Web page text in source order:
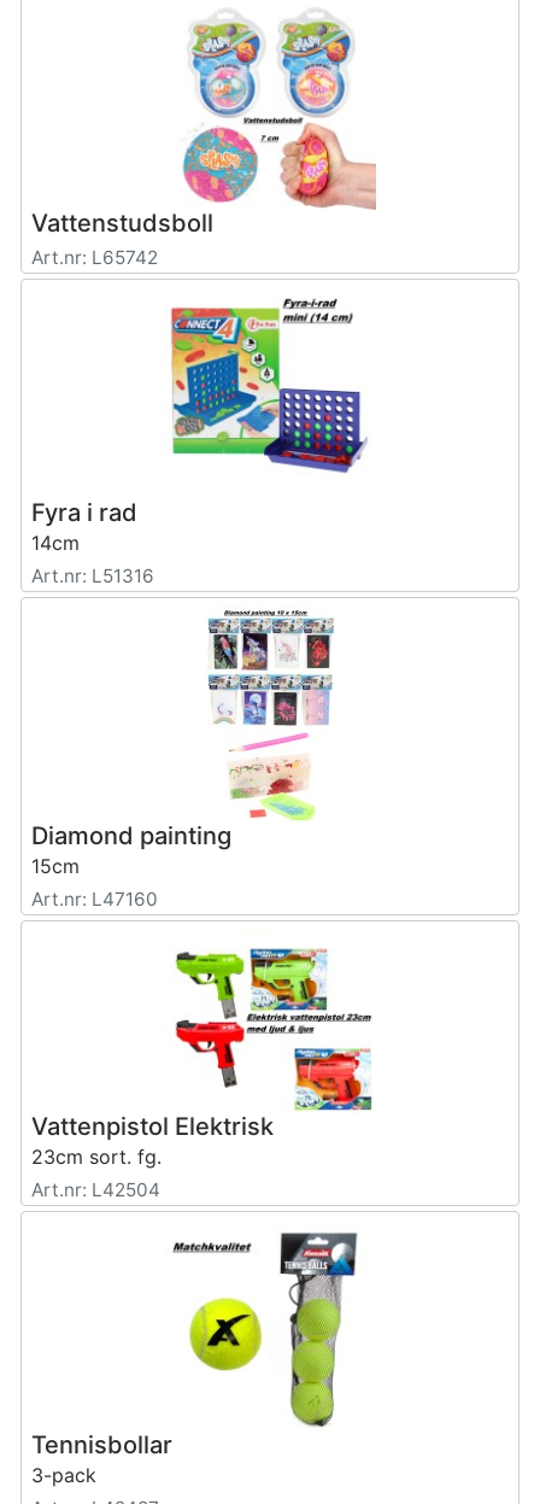
Vattenstudsboll
Art.nr: L65742
Fyra i rad
14cm
Art.nr: L51316
Diamond painting
15cm
Art.nr: L47160
Vattenpistol Elektrisk
23cm sort. fg.
Art.nr: L42504
Tennisbollar
3-pack